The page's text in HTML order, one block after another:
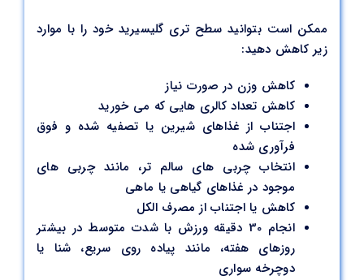
ممکن است بتوانید سطح تری گلیسیرید خود را با موارد
زیر کاهش دهید:
کاهش وزن در صورت نیاز
کاهش تعداد کالری هایی که می خورید
اجتناب از غذاهای شیرین یا تصفیه شده و فوق
فرآوری شده
انتخاب چربی های سالم تر، مانند چربی های
موجود در غذاهای گیاهی یا ماهی
کاهش یا اجتناب از مصرف الکل
انجام 30 دقیقه ورزش با شدت متوسط ​​در بیشتر
روزهای هفته، مانند پیاده روی سریع، شنا یا
دوچرخه سواری